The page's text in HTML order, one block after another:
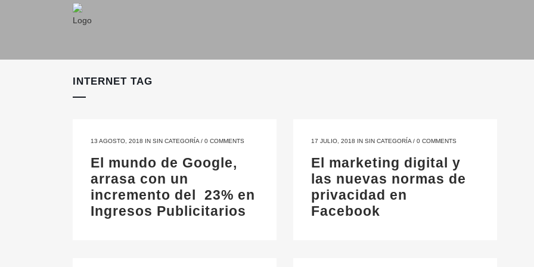
INTERNET TAG
13 AGOSTO, 2018 IN SIN CATEGORÍA / 0 COMMENTS
El mundo de Google,
arrasa con un
incremento del 23% en
Ingresos Publicitarios
17 JULIO, 2018 IN SIN CATEGORÍA / 0 COMMENTS
El marketing digital y
las nuevas normas de
privacidad en
Facebook